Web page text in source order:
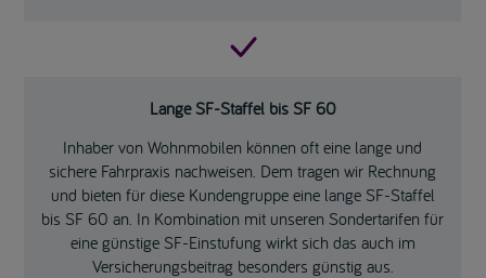
Lange SF-Staffel bis SF 60
Inhaber von Wohnmobilen können oft eine lange und
sichere Fahrpraxis nachweisen. Dem tragen wir Rechnung
und bieten für diese Kundengruppe eine lange SF-Staffel
bis SF 60 an. In Kombination mit unseren Sondertarifen für
eine günstige SF-Einstufung wirkt sich das auch im
Versicherungsbeitrag besonders günstig aus.